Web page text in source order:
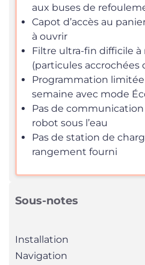
aux buses de
Capot d’accès au
à ouvrir
Filtre ultra-fin difficile
(particules accrochées
Programmation limitée
semaine avec mode
Pas de communication
robot sous l’eau
Pas de station de
rangement fourni
Sous-notes
Installation
Navigation